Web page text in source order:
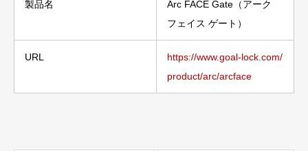
製品名
Arc FACE Gate（アーク
フェイス ゲート）
URL
https://www.goal-lock.com/
product/arc/arcface